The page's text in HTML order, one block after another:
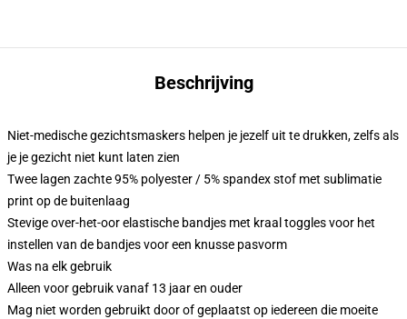
Beschrijving
Niet-medische gezichtsmaskers helpen je jezelf uit te drukken, zelfs als
je je gezicht niet kunt laten zien
Twee lagen zachte 95% polyester / 5% spandex stof met sublimatie
print op de buitenlaag
Stevige over-het-oor elastische bandjes met kraal toggles voor het
instellen van de bandjes voor een knusse pasvorm
Was na elk gebruik
Alleen voor gebruik vanaf 13 jaar en ouder
Mag niet worden gebruikt door of geplaatst op iedereen die moeite